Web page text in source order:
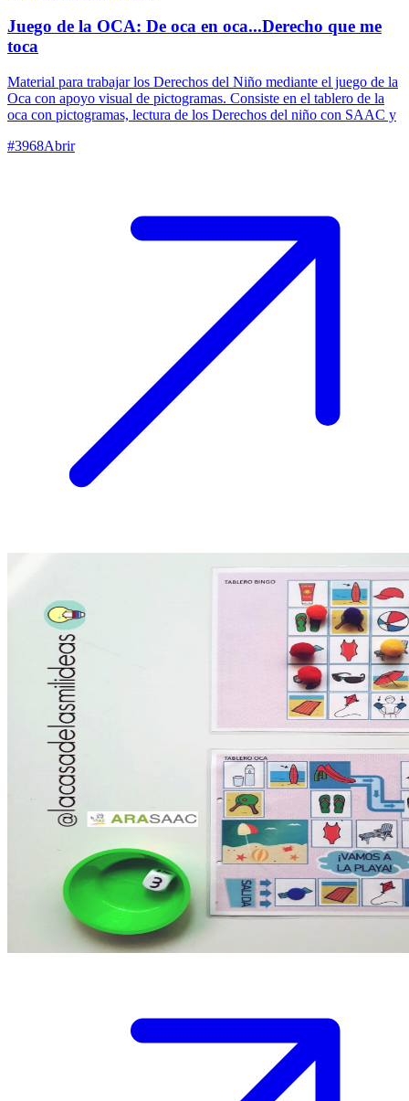
Juego de la OCA: De oca en oca...Derecho que me
toca
Material para trabajar los Derechos del Niño mediante el juego de la
Oca con apoyo visual de pictogramas. Consiste en el tablero de la
oca con pictogramas, lectura de los Derechos del niño con SAAC y
#3968Abrir